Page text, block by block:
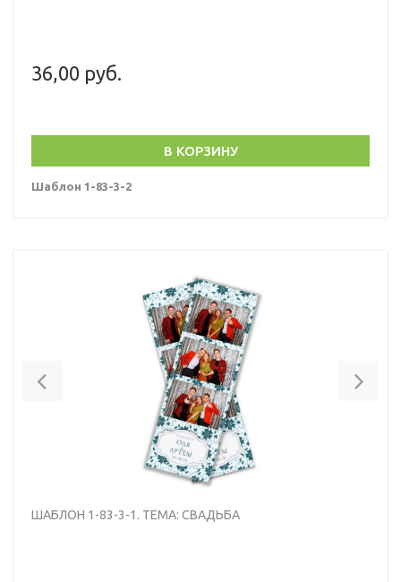
36,00 руб.
В КОРЗИНУ
Шаблон 1-83-3-2
ШАБЛОН 1-83-3-1. ТЕМА: СВАДЬБА